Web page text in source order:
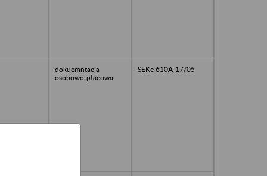
dokuemntacja
osobowo-płacowa
SEKe 610A-17/05